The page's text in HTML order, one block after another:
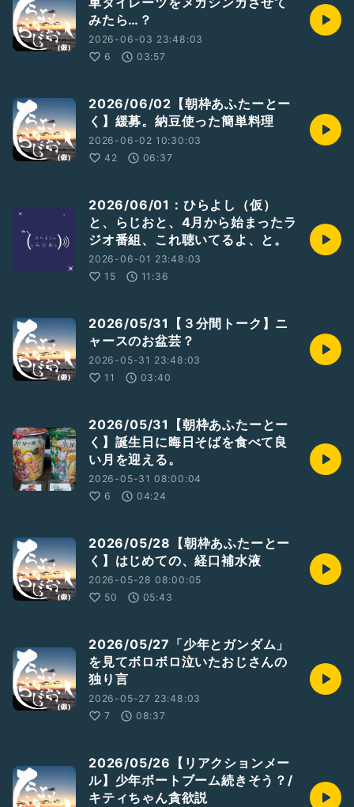
みたら…？
2026-06-03 23:48:03
6
03:57
2026/06/02【朝枠あふたーとー
く】緩募。納豆使った簡単料理
2026-06-02 10:30:03
42
06:37
2026/06/01：ひらよし（仮）
と、らじおと、4月から始まったラ
ジオ番組、これ聴いてるよ、と。
2026-06-01 23:48:03
15
11:36
2026/05/31【３分間トーク】ニ
ャースのお盆芸？
2026-05-31 23:48:03
11
03:40
2026/05/31【朝枠あふたーとー
く】誕生日に晦日そばを食べて良
い月を迎える。
2026-05-31 08:00:04
6
04:24
2026/05/28【朝枠あふたーとー
く】はじめての、経口補水液
2026-05-28 08:00:05
50
05:43
2026/05/27「少年とガンダム」
を見てボロボロ泣いたおじさんの
独り言
2026-05-27 23:48:03
7
08:37
2026/05/26【リアクションメー
ル】少年ボートブーム続きそう？/
キティちゃん貪欲説